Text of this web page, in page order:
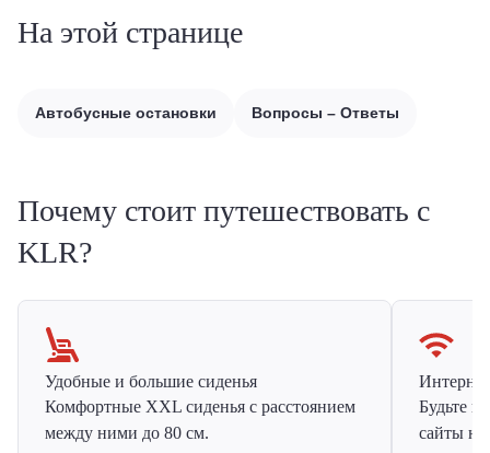
На этой странице
Автобусные остановки Вопросы – Ответы
Почему стоит путешествовать с
KLR?
Удобные и большие сиденья
Комфортные XXL сиденья с расстоянием
между ними до 80 см.
Будьте
сайты на